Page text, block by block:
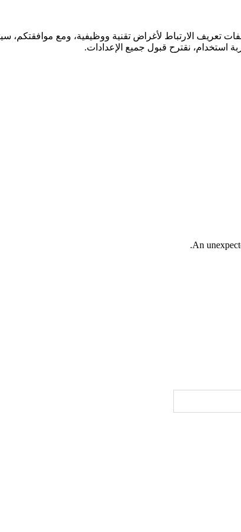
تعريف الارتباط لأغراض تقنية ووظيفية، ومع موافقتكم،
استخدام، نقترح قبول جميع الإعدادات.
An